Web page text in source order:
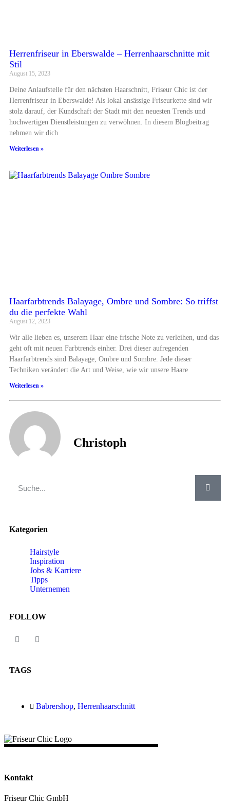
Herrenfriseur in Eberswalde – Herrenhaarschnitte mit
Stil
August 15, 2023
Deine Anlaufstelle für den nächsten Haarschnitt, Friseur Chic ist der
Herrenfriseur in Eberswalde! Als lokal ansässige Friseurkette sind wir
stolz darauf, der Kundschaft der Stadt mit den neuesten Trends und
hochwertigen Dienstleistungen zu verwöhnen. In diesem Blogbeitrag
nehmen wir dich
Weiterlesen »
Haarfarbtrends Balayage, Ombre und Sombre: So triffst
du die perfekte Wahl
August 12, 2023
Wir alle lieben es, unserem Haar eine frische Note zu verleihen, und das
geht oft mit neuen Farbtrends einher. Drei dieser aufregenden
Haarfarbtrends sind Balayage, Ombre und Sombre. Jede dieser
Techniken verändert die Art und Weise, wie wir unsere Haare
Weiterlesen »
Christoph
Kategorien
Hairstyle
Inspiration
Jobs & Karriere
Tipps
Unternemen
FOLLOW
TAGS
Babrershop, Herrenhaarschnitt
Kontakt
Friseur Chic GmbH